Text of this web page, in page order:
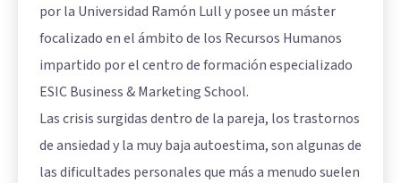
por la Universidad Ramón Lull y posee un máster
focalizado en el ámbito de los Recursos Humanos
impartido por el centro de formación especializado
ESIC Business & Marketing School.
Las crisis surgidas dentro de la pareja, los trastornos
de ansiedad y la muy baja autoestima, son algunas de
las dificultades personales que más a menudo suelen